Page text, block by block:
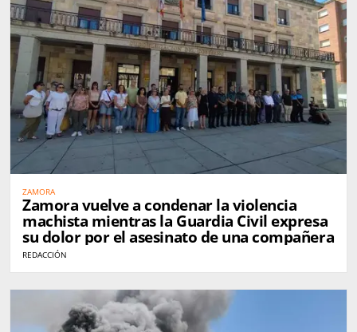
ZAMORA
Zamora vuelve a condenar la violencia
machista mientras la Guardia Civil expresa
su dolor por el asesinato de una compañera
REDACCIÓN